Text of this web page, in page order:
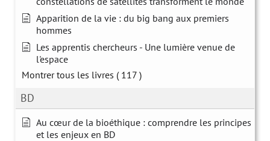
Apparition de la vie : du big bang aux premiers
hommes
Les apprentis chercheurs - Une lumière venue de
l'espace
Montrer tous les livres ( 117 )
BD
Au cœur de la bioéthique : comprendre les principes
et les enjeux en BD